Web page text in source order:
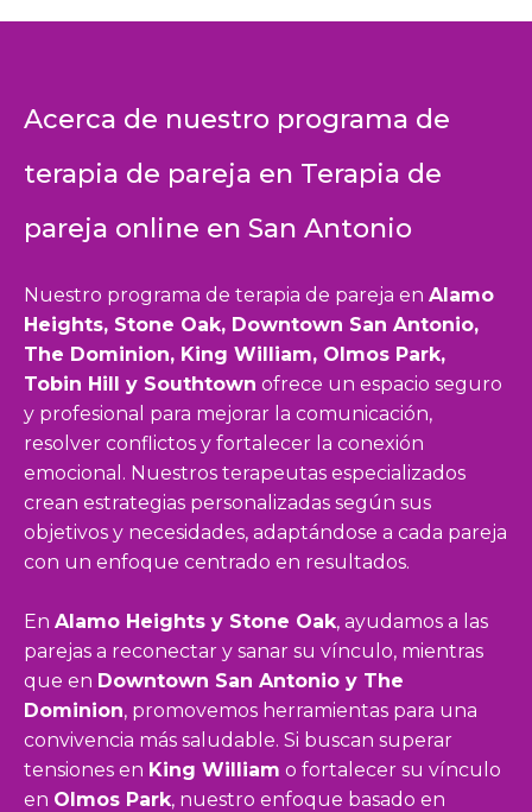
Acerca de nuestro programa de
terapia de pareja en Terapia de
pareja online en San Antonio
Nuestro programa de terapia de pareja en Alamo
Heights, Stone Oak, Downtown San Antonio,
The Dominion, King William, Olmos Park,
Tobin Hill y Southtown ofrece un espacio seguro
y profesional para mejorar la comunicación,
resolver conflictos y fortalecer la conexión
emocional. Nuestros terapeutas especializados
crean estrategias personalizadas según sus
objetivos y necesidades, adaptándose a cada pareja
con un enfoque centrado en resultados.
En Alamo Heights y Stone Oak, ayudamos a las
parejas a reconectar y sanar su vínculo, mientras
que en Downtown San Antonio y The
Dominion, promovemos herramientas para una
convivencia más saludable. Si buscan superar
tensiones en King William o fortalecer su vínculo
en Olmos Park, nuestro enfoque basado en